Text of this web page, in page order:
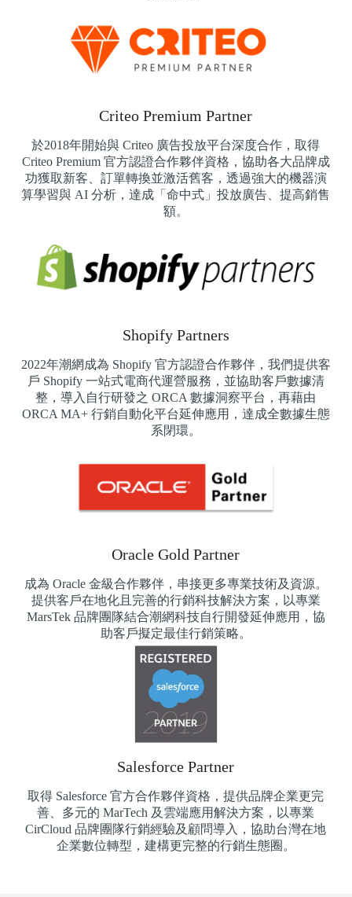
Criteo Premium Partner
於2018年開始與 Criteo 廣告投放平台深度合作，取得
Criteo Premium 官方認證合作夥伴資格，協助各大品牌成
功獲取新客、訂單轉換並激活舊客，透過強大的機器演
算學習與 AI 分析，達成「命中式」投放廣告、提高銷售
額。
Shopify Partners
2022年潮網成為 Shopify 官方認證合作夥伴，我們提供客
戶 Shopify 一站式電商代運營服務，並協助客戶數據清
整，導入自行研發之 ORCA 數據洞察平台，再藉由
ORCA MA+ 行銷自動化平台延伸應用，達成全數據生態
系閉環。
Oracle Gold Partner
成為 Oracle 金級合作夥伴，串接更多專業技術及資源。
提供客戶在地化且完善的行銷科技解決方案，以專業
MarsTek 品牌團隊結合潮網科技自行開發延伸應用，協
助客戶擬定最佳行銷策略。
Salesforce Partner
取得 Salesforce 官方合作夥伴資格，提供品牌企業更完
善、多元的 MarTech 及雲端應用解決方案，以專業
CirCloud 品牌團隊行銷經驗及顧問導入，協助台灣在地
企業數位轉型，建構更完整的行銷生態圈。